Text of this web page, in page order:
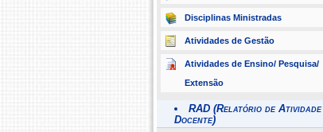
Disciplinas Ministradas
Atividades de Gestão
Atividades de Ensino/ Pesquisa/
Extensão
RAD (Relatório de Atividade
Docente)